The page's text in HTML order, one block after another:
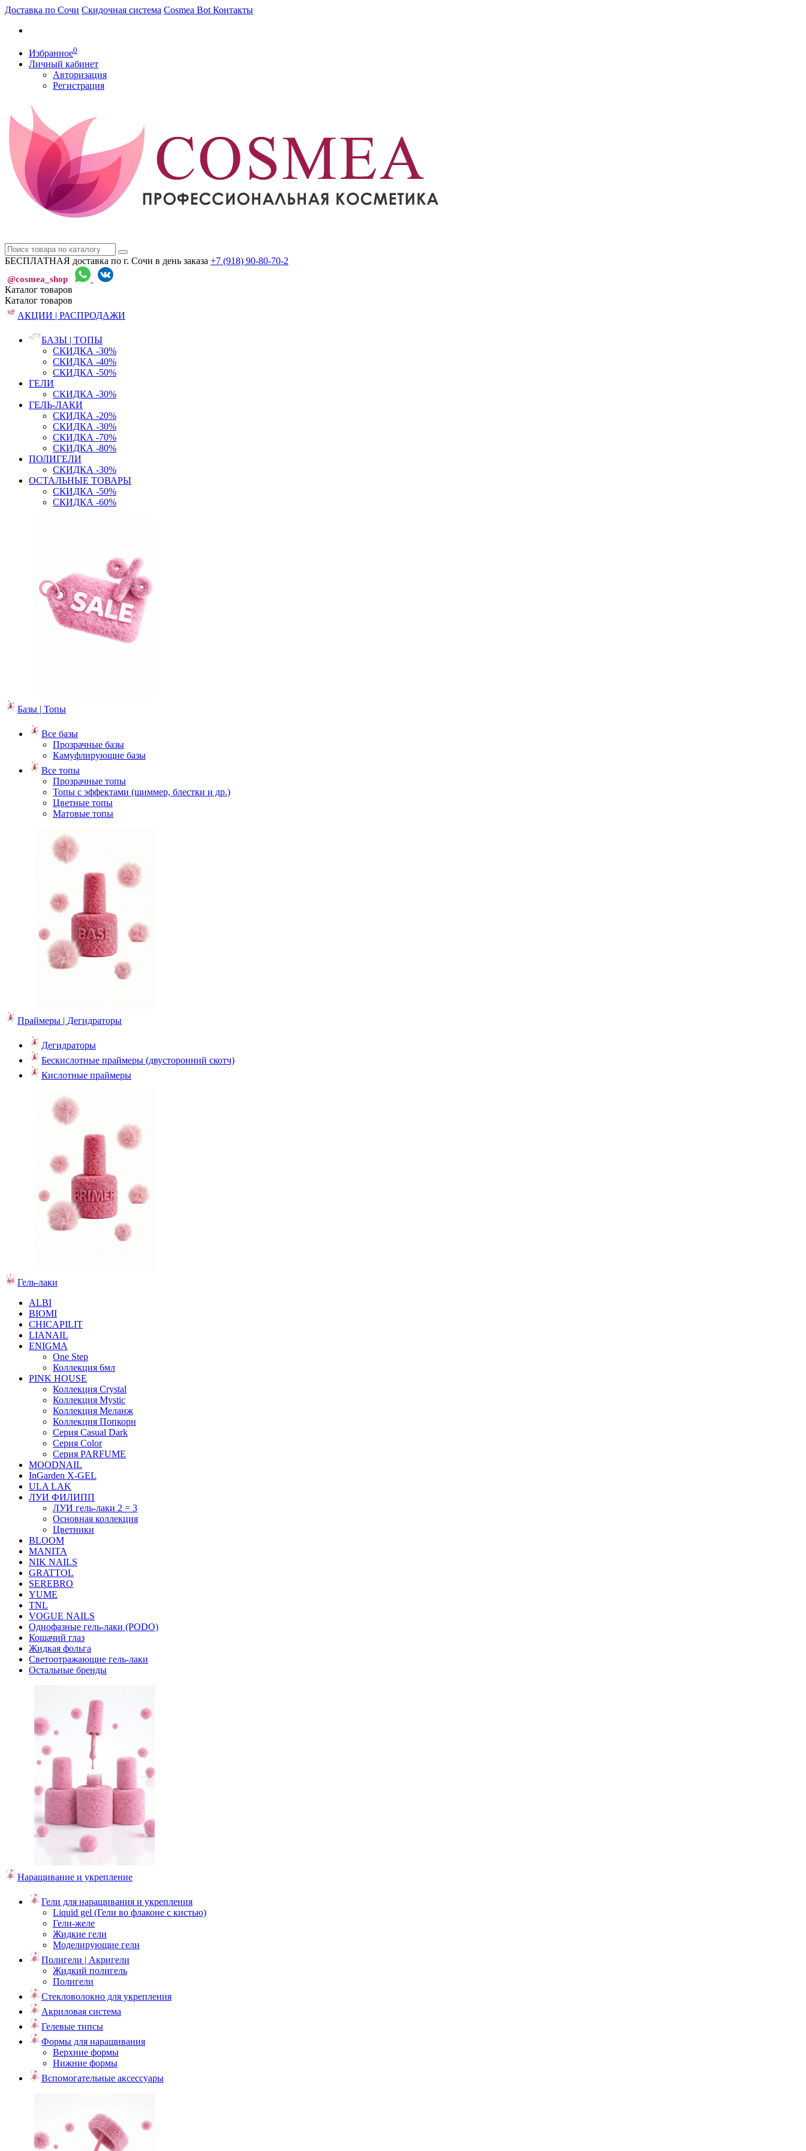
Доставка по Сочи Скидочная система Cosmea Bot Контакты
Избранное0
Личный кабинет
Авторизация
Регистрация
БЕСПЛАТНАЯ доставка по г. Сочи в день заказа +7 (918) 90-80-70-2
@cosmea_shop
Каталог товаров
Каталог товаров
АКЦИИ | РАСПРОДАЖИ
БАЗЫ | ТОПЫ
СКИДКА -30%
СКИДКА -40%
СКИДКА -50%
ГЕЛИ
СКИДКА -30%
ГЕЛЬ-ЛАКИ
СКИДКА -20%
СКИДКА -30%
СКИДКА -70%
СКИДКА -80%
ПОЛИГЕЛИ
СКИДКА -30%
ОСТАЛЬНЫЕ ТОВАРЫ
СКИДКА -50%
СКИДКА -60%
Базы | Топы
Все базы
Прозрачные базы
Камуфлирующие базы
Все топы
Прозрачные топы
Топы с эффектами (шиммер, блестки и др.)
Цветные топы
Матовые топы
Праймеры | Дегидраторы
Дегидраторы
Бескислотные праймеры (двусторонний скотч)
Кислотные праймеры
Гель-лаки
ALBI
BIOMI
CHICAPILIT
LIANAIL
ENIGMA
One Step
Коллекция 6мл
PINK HOUSE
Коллекция Crystal
Коллекция Mystic
Коллекция Меланж
Коллекция Попкорн
Серия Casual Dark
Серия Color
Серия PARFUME
MOODNAIL
InGarden X-GEL
ULA LAK
ЛУИ ФИЛИПП
ЛУИ гель-лаки 2 = 3
Основная коллекция
Цветники
BLOOM
MANITA
NIK NAILS
GRATTOL
SEREBRO
YUME
TNL
VOGUE NAILS
Однофазные гель-лаки (PODO)
Кошачий глаз
Жидкая фольга
Светоотражающие гель-лаки
Остальные бренды
Наращивание и укрепление
Гели для наращивания и укрепления
Liquid gel (Гели во флаконе с кистью)
Гели-желе
Жидкие гели
Моделирующие гели
Полигели | Акригели
Жидкий полигель
Полигели
Стекловолокно для укрепления
Акриловая система
Гелевые типсы
Формы для наращивания
Верхние формы
Нижние формы
Вспомогательные аксессуары